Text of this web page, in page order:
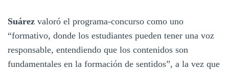
Suárez valoró el programa-concurso como uno
“formativo, donde los estudiantes pueden tener una voz
responsable, entendiendo que los contenidos son
fundamentales en la formación de sentidos”, a la vez que